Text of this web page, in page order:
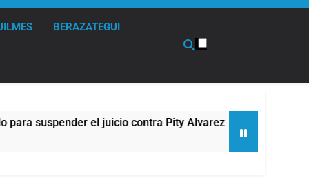
BERAZATEGUI
el juicio contra Pity Alvarez